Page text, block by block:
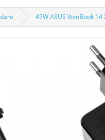
45W ASUS VivoBook